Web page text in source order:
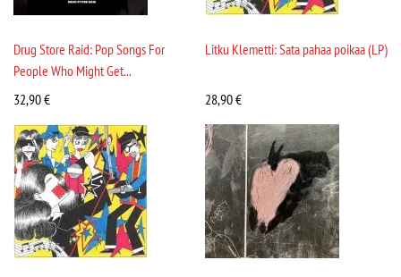
Drug Store Raid: Pop Songs For
People Who Might Get...
32,90€
Litku Klemetti: Sata pahaa poikaa (LP)
28,90€